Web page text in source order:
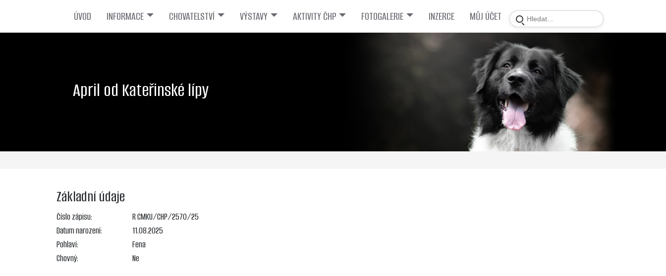
ÚVOD INFORMACE CHOVATELSTVÍ VÝSTAVY AKTIVITY ČHP FOTOGALERIE INZERCE MŮJ ÚČET
April od Kateřinské lípy
Základní údaje
Číslo zápisu:
R CMKU/CHP/2570/25
Datum narození:
11.08.2025
Pohlaví:
Fena
Chovný:
Ne